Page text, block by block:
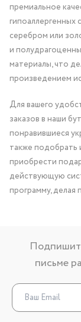
премиальное
гипоаллергенных
серебром или
и
материалы, что
произведением
Для вашего
заказов в наши
понравившиеся
также подобрать
приобрести
действующую
программу, делая
письме